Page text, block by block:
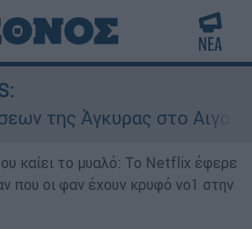
Άγκυρας στο Αιγαίο:
καίει το μυαλό: Το Netflix έφερε
που οι φαν έχουν κρυφό νο1 στην